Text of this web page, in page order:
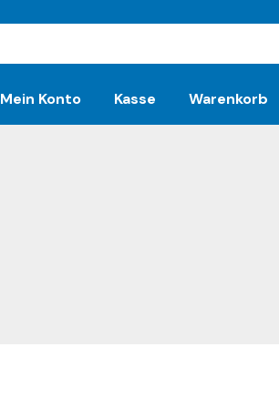
Mein Konto Kasse Warenkorb